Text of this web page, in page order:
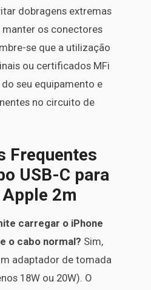
dobragens extremas
os conectores
se que a utilização
ou certificados MFi
seu equipamento e
no circuito de
Frequentes
USB-C para
2m
carregar o iPhone
o cabo normal? Sim,
adaptador de tomada
18W ou 20W). O